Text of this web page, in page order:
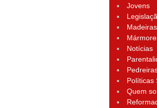
Jovens
Madeiras
Notícias
Políticas
Quem